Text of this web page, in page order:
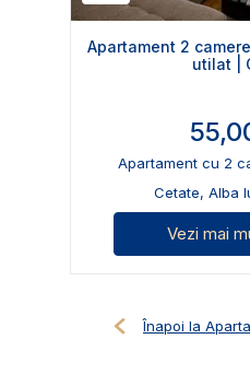
Apartament 2
utilat |
Apartament cu 2
Cetate, Alba
Vezi mai
Înapoi la